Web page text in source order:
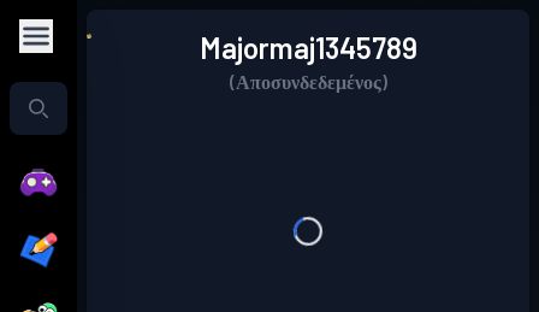
Majormaj1345789
(Αποσυνδεδεμένος)